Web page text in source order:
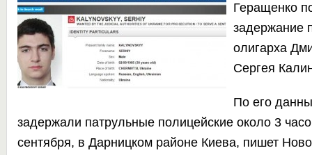
Геращенко
задержание
олигарха
Сергея
По его
задержали патрульные полицейские около 3
сентября, в Дарницком районе Киева, пишет